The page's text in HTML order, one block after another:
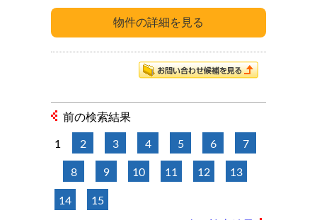
前の検索結果
1 2 3 4 5 6 7
8 9 10 11 12 13
14 15